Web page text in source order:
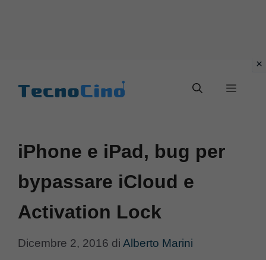
Menu
iPhone e iPad, bug per
bypassare iCloud e
Activation Lock
Dicembre 2, 2016 di Alberto Marini